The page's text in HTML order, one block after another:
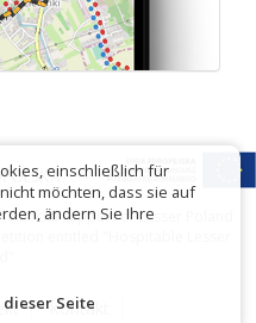
support of Lesser Poland
entitled "Hospitable Lesser
Kontakt
einschließlich für
möchten, dass sie auf
ändern Sie Ihre
dieser Seite